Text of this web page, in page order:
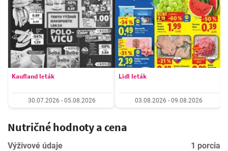
Kaufland leták
30.07.2026 - 05.08.2026
Lidl leták
03.08.2026 - 09.08.2026
Nutričné hodnoty a cena
Výživové údaje
1 porcia